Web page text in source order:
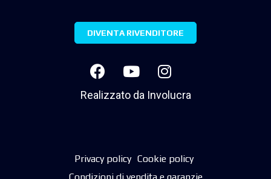
DIVENTA RIVENDITORE
Realizzato da Involucra
Privacy policy Cookie policy